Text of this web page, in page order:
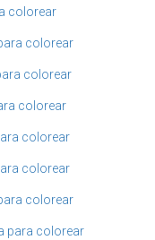
colorear
colorear
colorear
colorear
colorear
colorear
colorear
para colorear